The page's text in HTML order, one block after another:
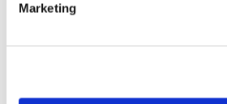
Marketing